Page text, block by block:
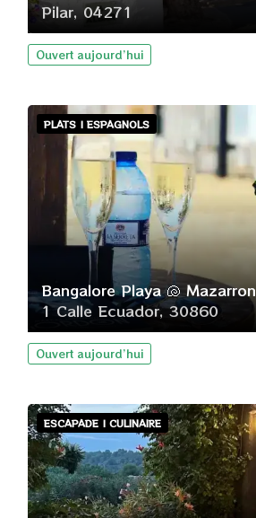
ESCAPADE | CULINAIRE
Pilar, 04271
Ouvert aujourd’hui
PLATS | ESPAGNOLS
Bangalore Playa 🐚 Mazarron
1 Calle Ecuador, 30860
Ouvert aujourd’hui